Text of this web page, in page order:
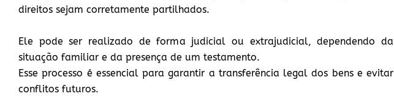
direitos sejam corretamente partilhados.
Ele pode ser realizado de forma judicial ou extrajudicial, dependendo da
situação familiar e da presença de um testamento.
Esse processo é essencial para garantir a transferência legal dos bens e evitar
conflitos futuros.